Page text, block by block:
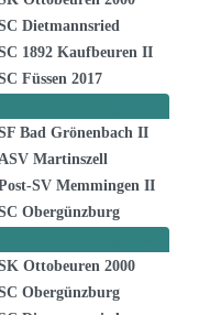
Dietmannsried
1892 Kaufbeuren II
Füssen 2017
Bad Grönenbach II
Martinszell
SV Memmingen II
Obergünzburg
Ottobeuren 2000
Obergünzburg